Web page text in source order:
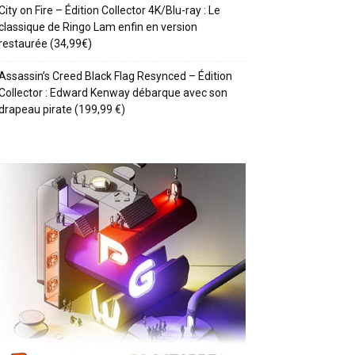
on Fire – Édition Collector 4K/Blu-ray : Le
de Ringo Lam enfin en version
(34,99€)
Creed Black Flag Resynced – Édition
: Edward Kenway débarque avec son
pirate (199,99 €)